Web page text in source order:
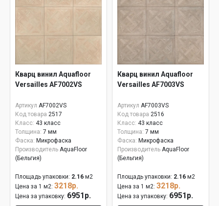
Кварц винил Aquafloor
Versailles AF7002VS
Артикул AF7002VS
Код товара 2517
Класс: 43 класс
Толщина: 7 мм
Фаска: Микрофаска
Производитель AquaFloor
(Бельгия)
Площадь упаковки: 2.16 м2
Цена за 1 м2: 3218р.
Цена за упаковку: 6951р.
Кварц винил Aquafloor
Versailles AF7003VS
Артикул AF7003VS
Код товара 2516
Класс: 43 класс
Толщина: 7 мм
Фаска: Микрофаска
Производитель AquaFloor
(Бельгия)
Площадь упаковки: 2.16 м2
Цена за 1 м2: 3218р.
Цена за упаковку: 6951р.